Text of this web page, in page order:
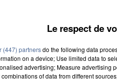
Le respect de
(447) partnersdo the following data
on a device; Use limited data to
advertising; Measure advertising
combinations of data from different